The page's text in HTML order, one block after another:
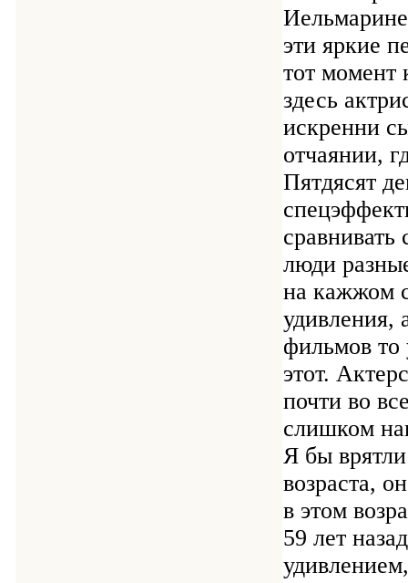
эти яркие
тот момент
здесь
искренни
отчаянии,
Пятдясят
люди
на кажжом
удивления,
фильмов то
этот.
почти во
слишком
Я бы
возраста,
в этом
59 лет